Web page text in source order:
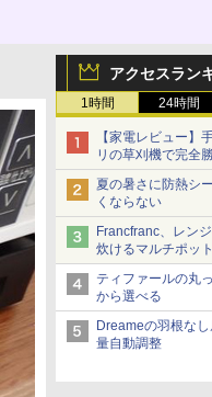
アクセスラン
1時間 24時間
【家電レビュー】
リの草刈機で完全
夏の暑さに防熱シ
くならない
Francfranc、レン
炊けるマルチポット
ティファールの丸
から選べる
Dreameの羽根な
量自動調整